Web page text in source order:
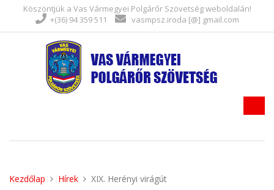
Köszöntjük a Vas Vármegyei Polgárőr Szövetség weboldalán!
+(36) 94 359 511
vasmpsz.iroda [@] gmail.com
Kezdőlap Hírek XIX. Herényi virágút